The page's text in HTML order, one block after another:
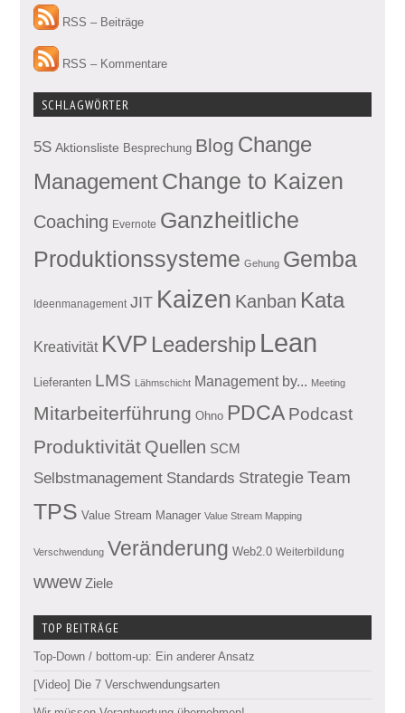
RSS – Beiträge
RSS – Kommentare
SCHLAGWÖRTER
5S Aktionsliste Besprechung Blog Change
ManagementChange to Kaizen
Coaching Evernote Ganzheitliche
Produktionssysteme Gehung Gemba
Ideenmanagement JIT Kaizen Kanban Kata
Kreativität KVP Leadership Lean
Lieferanten LMS Lähmschicht Management by... Meeting
Mitarbeiterführung Ohno PDCA Podcast
Produktivität Quellen SCM
Selbstmanagement Standards Strategie Team
TPS Value Stream Manager Value Stream Mapping
Verschwendung Veränderung Web2.0 Weiterbildung
wwew Ziele
TOP BEITRÄGE
Top-Down / bottom-up: Ein anderer Ansatz
[Video] Die 7 Verschwendungsarten